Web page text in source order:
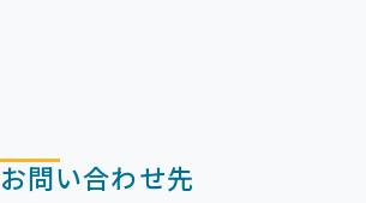
お問い合わせ先